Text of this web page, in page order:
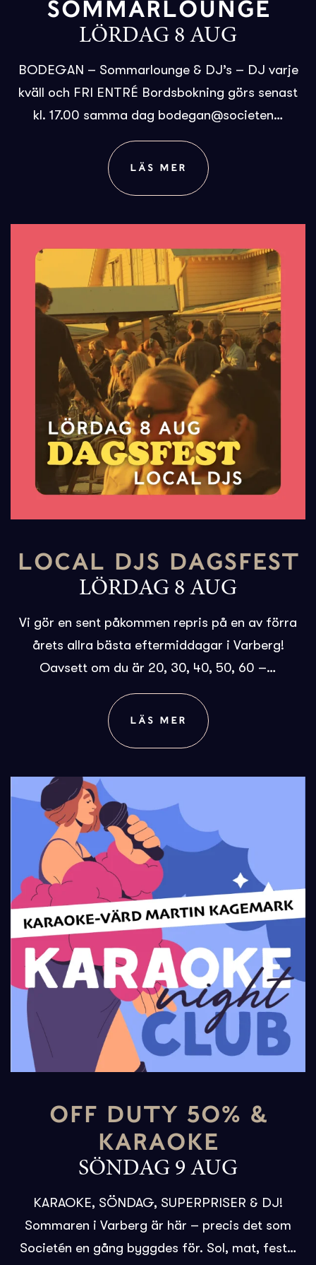
SOMMARLOUNGE
LÖRDAG 8 AUG
BODEGAN – Sommarlounge & DJ’s – DJ varje
kväll och FRI ENTRÉ Bordsbokning görs senast
kl. 17.00 samma dag bodegan@societen…
LÄS MER
LOCAL DJS DAGSFEST
LÖRDAG 8 AUG
Vi gör en sent påkommen repris på en av förra
årets allra bästa eftermiddagar i Varberg!
Oavsett om du är 20, 30, 40, 50, 60 –…
LÄS MER
OFF DUTY 50% &
KARAOKE
SÖNDAG 9 AUG
KARAOKE, SÖNDAG, SUPERPRISER & DJ!
Sommaren i Varberg är här – precis det som
Societén en gång byggdes för. Sol, mat, fest…